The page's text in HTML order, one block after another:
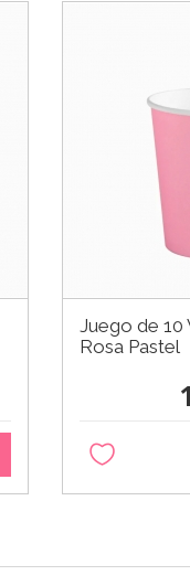
Juego de 10
Rosa Pastel